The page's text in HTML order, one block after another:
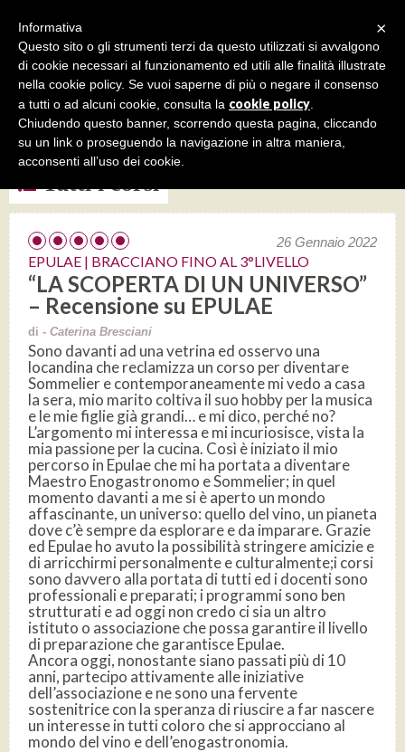
Epulae| corso per sommelier
Tutti i corsi
EPULAE | BRACCIANO FINO AL 3°LIVELLO
“LA SCOPERTA DI UN UNIVERSO”
– Recensione su EPULAE
di - Caterina Bresciani
26 Gennaio 2022
Sono davanti ad una vetrina ed osservo una
locandina che reclamizza un corso per diventare
Sommelier e contemporaneamente mi vedo a casa
la sera, mio marito coltiva il suo hobby per la musica
e le mie figlie già grandi… e mi dico, perché no?
L’argomento mi interessa e mi incuriosisce, vista la
mia passione per la cucina. Così è iniziato il mio
percorso in Epulae che mi ha portata a diventare
Maestro Enogastronomo e Sommelier; in quel
momento davanti a me si è aperto un mondo
affascinante, un universo: quello del vino, un pianeta
dove c’è sempre da esplorare e da imparare. Grazie
ed Epulae ho avuto la possibilità stringere amicizie e
di arricchirmi personalmente e culturalmente;i corsi
sono davvero alla portata di tutti ed i docenti sono
professionali e preparati; i programmi sono ben
strutturati e ad oggi non credo ci sia un altro
istituto o associazione che possa garantire il livello
di preparazione che garantisce Epulae.
Ancora oggi, nonostante siano passati più di 10
anni, partecipo attivamente alle iniziative
dell’associazione e ne sono una fervente
sostenitrice con la speranza di riuscire a far nascere
un interesse in tutti coloro che si approcciano al
mondo del vino e dell’enogastronomia.
×
Informativa
Questo sito o gli strumenti terzi da questo utilizzati si avvalgono
di cookie necessari al funzionamento ed utili alle finalità illustrate
nella cookie policy. Se vuoi saperne di più o negare il consenso
a tutti o ad alcuni cookie, consulta la cookie policy
Chiudendo questo banner, scorrendo questa pagina, cliccando
su un link o proseguendo la navigazione in altra maniera,
acconsenti all’uso dei cookie.